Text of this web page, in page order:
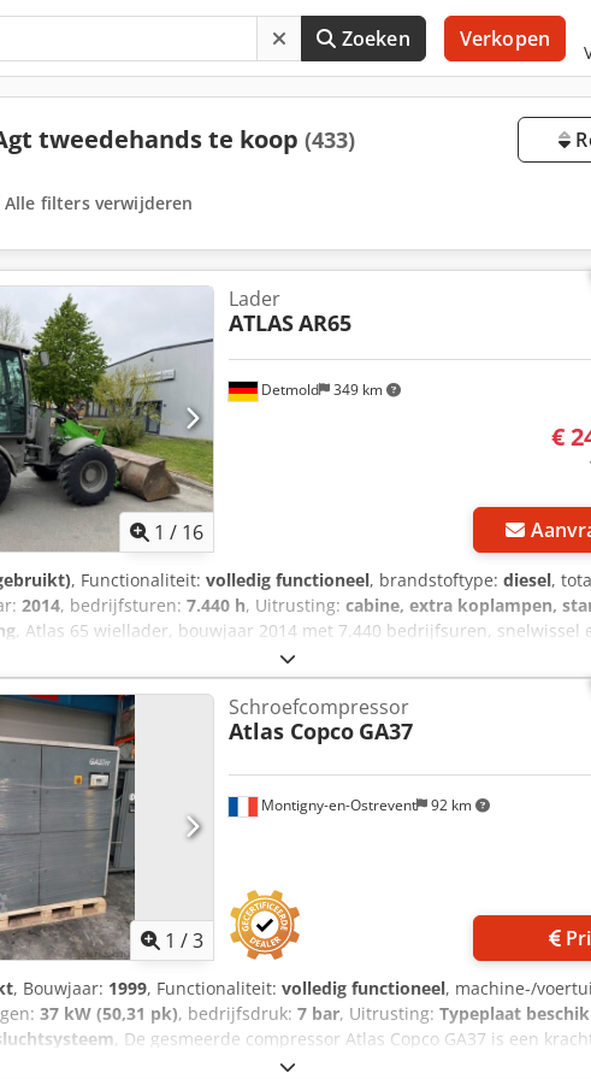
Zoeken Verkopen
tweedehands te koop (433)
Alle filters verwijderen
1 / 16
Detmold 349 km
Lader
ATLASAR65
€
, Functionaliteit: volledig functioneel, brandstoftype: diesel,
2014, bedrijfsturen: 7.440 h, Uitrusting: cabine, extra koplampen,
, Atlas 65 wiellader, bouwjaar 2014 met 7.440 bedrijfsuren, snelwissel
Transport en levering mogelijk. Bezichtiging op afspraak, ook in het
Ei Nsfx Acasa
1 /3
Montigny-en-Ostrevent 92 km
Schroefcompressor
Atlas Copco GA37
, Bouwjaar: 1999, Functionaliteit: volledig functioneel, machine-/
37 kW (50,31 pk), bedrijfsdruk: 7 bar, Uitrusting: Typeplaat
, De gesmeerde compressor Atlas Copco GA37 is een
ontworpen om optimale prestaties te leveren in verschillende